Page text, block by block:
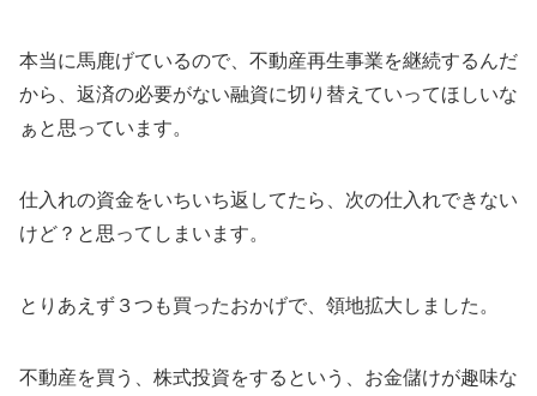
本当に馬鹿げているので、不動産再生事業を継続するんだ
から、返済の必要がない融資に切り替えていってほしいな
ぁと思っています。
仕入れの資金をいちいち返してたら、次の仕入れできない
けど？と思ってしまいます。
とりあえず３つも買ったおかげで、領地拡大しました。
不動産を買う、株式投資をするという、お金儲けが趣味な